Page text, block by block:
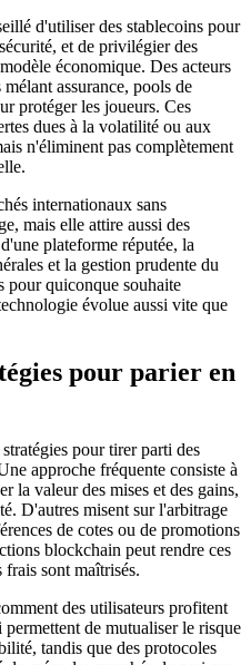
d'utiliser des stablecoins pour
et de privilégier des
économique. Des acteurs
assurance, pools de
protéger les joueurs. Ces
dues à la volatilité ou aux
n'éliminent pas complètement
internationaux sans
mais elle attire aussi des
plateforme réputée, la
et la gestion prudente du
pour quiconque souhaite
évolue aussi vite que
pour parier en
pour tirer parti des
approche fréquente consiste à
la valeur des mises et des gains,
D'autres misent sur l'arbitrage
de cotes ou de promotions
blockchain peut rendre ces
frais sont maîtrisés.
des utilisateurs profitent
de mutualiser le risque
tandis que des protocoles